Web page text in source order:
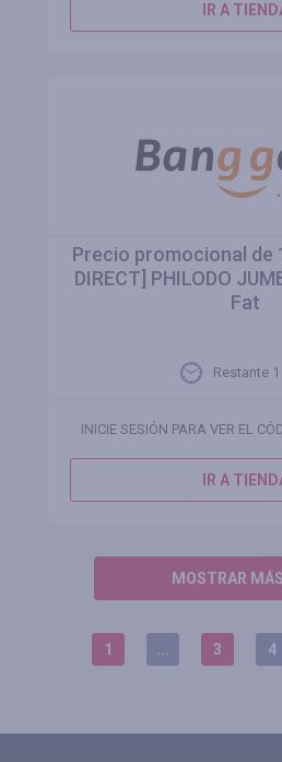
IR A
Precio promocional de
DIRECT] PHILODO
Fat
Restante
INICIE SESIÓN PARA VER EL
IR A
MOSTRAR MÁS
1 3 4